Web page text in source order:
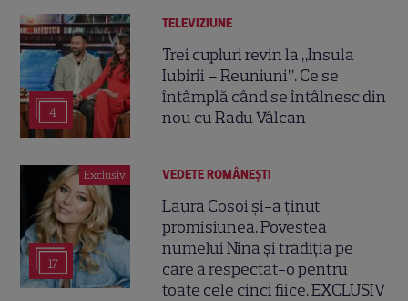
4
TELEVIZIUNE
Trei cupluri revin la „Insula
Iubirii – Reuniuni”. Ce se
întâmplă când se întâlnesc din
nou cu Radu Vâlcan
Exclusiv
17
VEDETE ROMÂNEŞTI
Laura Cosoi și-a ținut
promisiunea. Povestea
numelui Nina și tradiția pe
care a respectat-o pentru
toate cele cinci fiice. EXCLUSIV